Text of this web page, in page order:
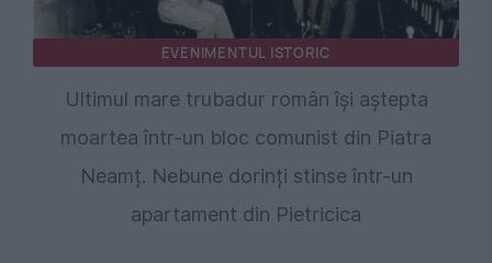
EVENIMENTUL ISTORIC
Ultimul mare trubadur român își aștepta
moartea într-un bloc comunist din Piatra
Neamț. Nebune dorinți stinse într-un
apartament din Pietricica